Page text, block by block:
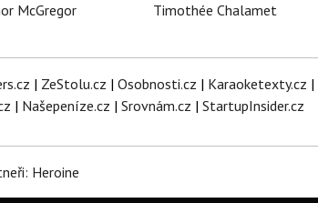
McGregor
Timothée Chalamet
| ZeStolu.cz | Osobnosti.cz | Karaoketexty.cz |
| Našepeníze.cz | Srovnám.cz | StartupInsider.cz
Heroine